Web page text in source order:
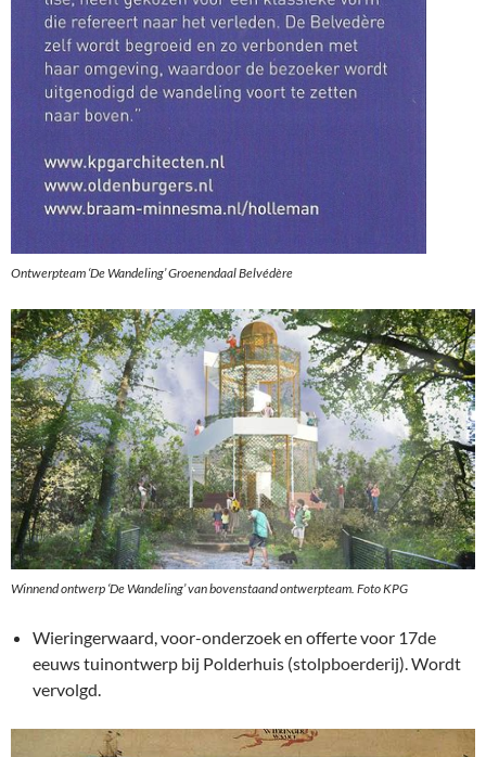
Ontwerpteam ‘De Wandeling’ Groenendaal Belvédère
Winnend ontwerp ‘De Wandeling’ van bovenstaand ontwerpteam. Foto KPG
Wieringerwaard, voor-onderzoek en offerte voor 17de
eeuws tuinontwerp bij Polderhuis (stolpboerderij). Wordt
vervolgd.